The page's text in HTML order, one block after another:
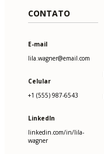
CONTATO
E-mail
lila.wagner@email.com
Celular
+1 (555) 987-6543
LinkedIn
linkedin.com/in/lila-
wagner